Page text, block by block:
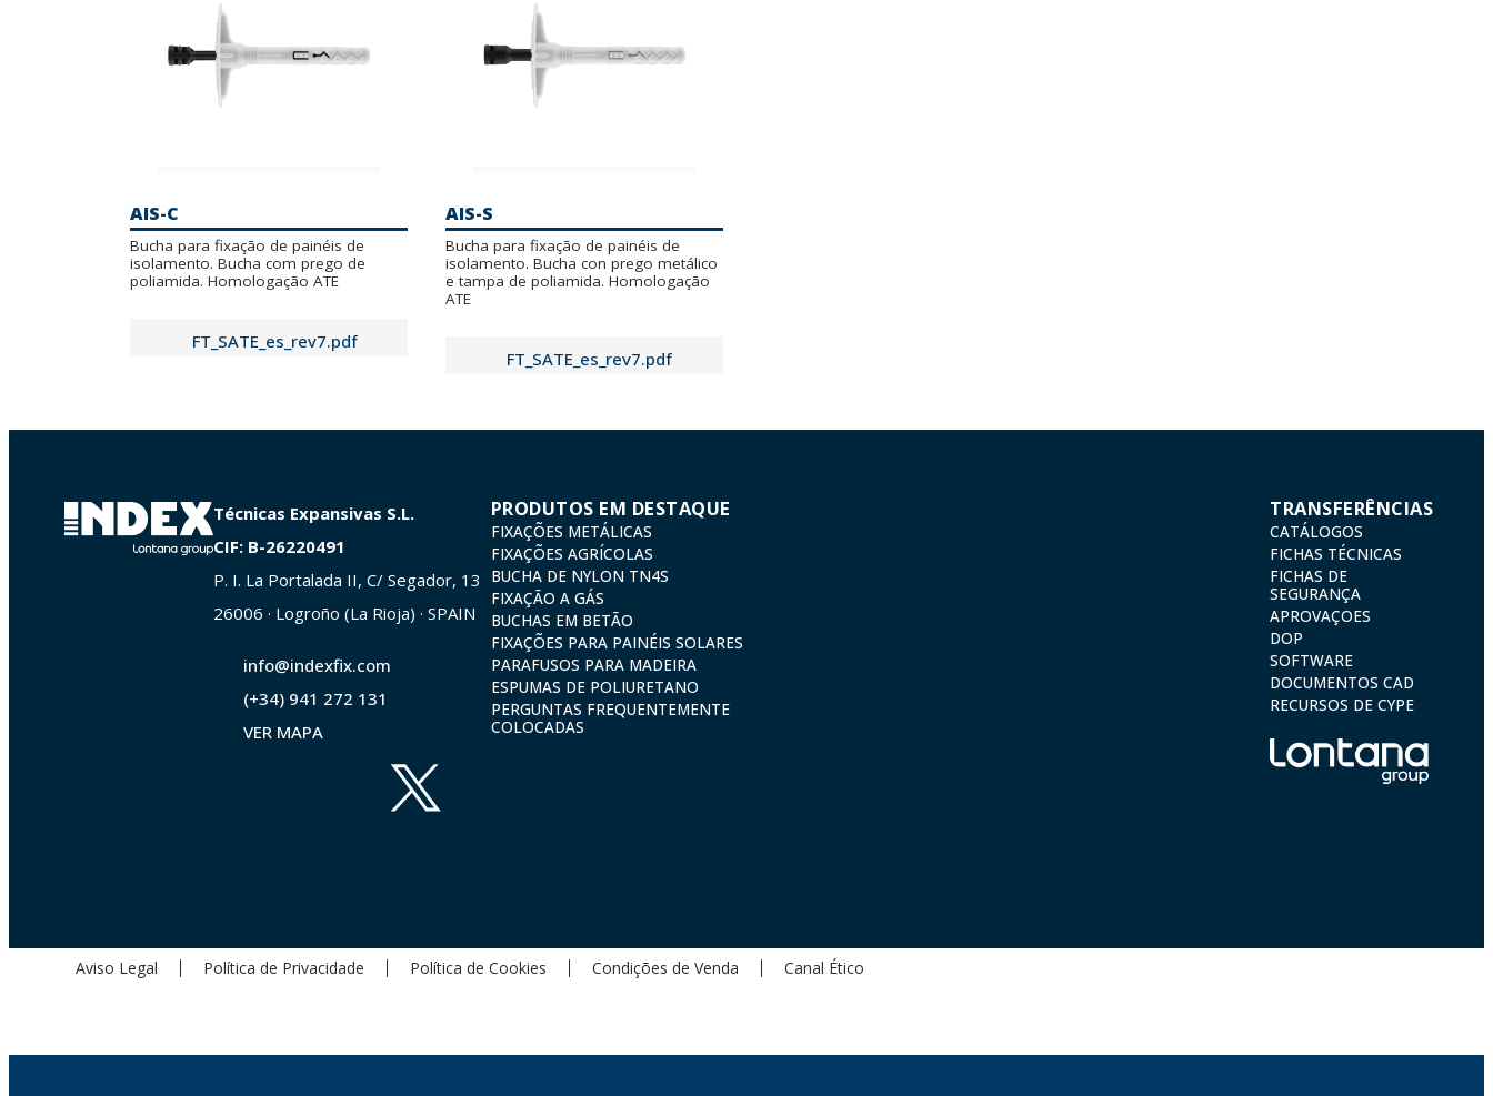
AIS-C
Bucha para fixação de painéis de
isolamento. Bucha com prego de
poliamida. Homologação ATE
FT_SATE_es_rev7.pdf
AIS-S
Bucha para fixação de painéis de
isolamento. Bucha con prego metálico
e tampa de poliamida. Homologação
ATE
FT_SATE_es_rev7.pdf
Técnicas Expansivas S.L.
CIF: B-26220491
P. I. La Portalada II, C/ Segador, 13
26006 · Logroño (La Rioja) · SPAIN
info@indexfix.com
(+34) 941 272 131
VER MAPA
PRODUTOS EM DESTAQUE
FIXAÇÕES METÁLICAS
FIXAÇÕES AGRÍCOLAS
BUCHA DE NYLON TN4S
FIXAÇÃO A GÁS
BUCHAS EM BETÃO
FIXAÇÕES PARA PAINÉIS SOLARES
PARAFUSOS PARA MADEIRA
ESPUMAS DE POLIURETANO
PERGUNTAS FREQUENTEMENTE
COLOCADAS
TRANSFERÊNCIAS
CATÁLOGOS
FICHAS TÉCNICAS
FICHAS DE
SEGURANÇA
APROVAÇOES
DOP
SOFTWARE
DOCUMENTOS CAD
RECURSOS DE CYPE
Aviso Legal Política de Privacidade Política de Cookies Condições de Venda Canal Ético